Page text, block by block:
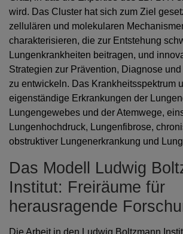
wird. Das Cluster hat sich zum Ziel
zellulären und molekularen
charakterisieren, die zur Entstehung
Lungenkrankheiten beitragen, und
Strategien zur Prävention, Diagnose
zu entwickeln. Das Krankheitsspektrum
eigenständige Erkrankungen der
Lungengewebes und der Atemwege,
Lungenhochdruck, Lungenfibrose,
obstruktiver Lungenerkrankung und
Das Modell Ludwig
Institut: Freiräume für
herausragende
Die Arbeit in den Ludwig Boltzmann